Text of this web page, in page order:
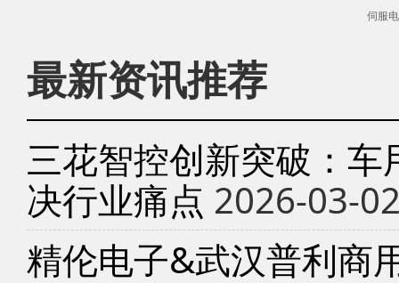
伺服
最新资讯推荐
三花智控创新突破：
决行业痛点 2026-03-
精伦电子&武汉普利商